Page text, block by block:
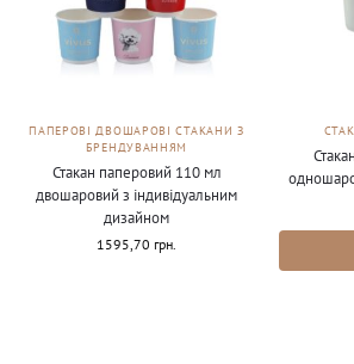
ПАПЕРОВІ ДВОШАРОВІ СТАКАНИ З
БРЕНДУВАННЯМ
Стакан паперовий 110 мл
двошаровий з індивідуальним
дизайном
1595,70 грн.